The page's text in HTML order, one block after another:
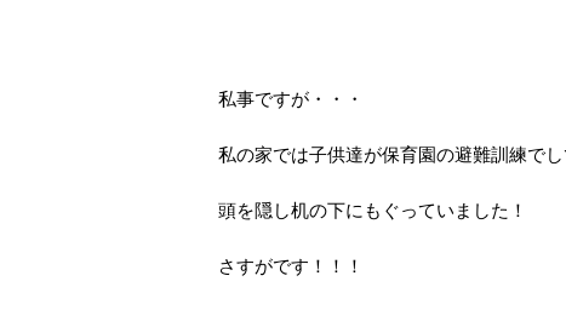
私事ですが・・・
私の家では子供達が保育園の避難訓練でし
頭を隠し机の下にもぐっていました！
さすがです！！！